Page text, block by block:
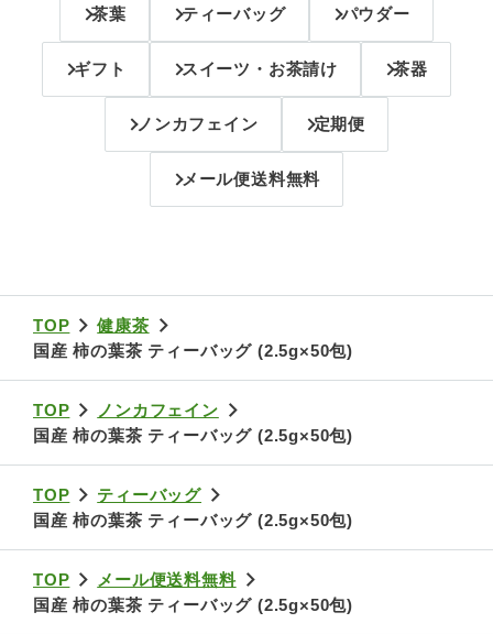
茶葉 ティーバッグ パウダー
ギフト スイーツ・お茶請け 茶器
ノンカフェイン 定期便
メール便送料無料
TOP
健康茶
国産 柿の葉茶 ティーバッグ (2.5g×50包)
TOP
ノンカフェイン
国産 柿の葉茶 ティーバッグ (2.5g×50包)
TOP
ティーバッグ
国産 柿の葉茶 ティーバッグ (2.5g×50包)
TOP
メール便送料無料
国産 柿の葉茶 ティーバッグ (2.5g×50包)